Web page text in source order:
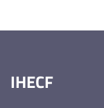
IHECF